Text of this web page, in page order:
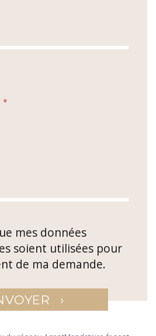
*
mes données
soient utilisées pour
de ma demande.
›